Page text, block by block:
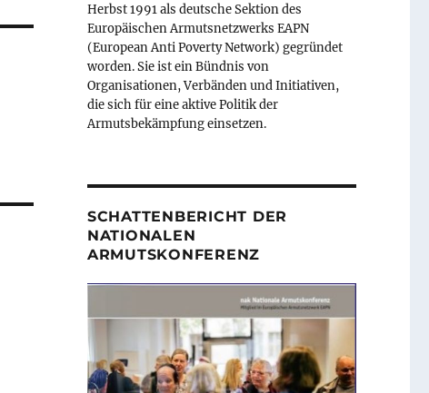
Herbst 1991 als deutsche Sektion des
Europäischen Armutsnetzwerks EAPN
(European Anti Poverty Network) gegründet
worden. Sie ist ein Bündnis von
Organisationen, Verbänden und Initiativen,
die sich für eine aktive Politik der
Armutsbekämpfung einsetzen.
SCHATTENBERICHT DER
NATIONALEN
ARMUTSKONFERENZ